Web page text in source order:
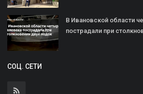
В Ивановской области
пострадали при
СОЦ. СЕТИ